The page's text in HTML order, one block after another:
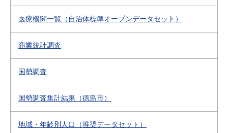
医療機関一覧（自治体標準オープンデータセット）
商業統計調査
国勢調査
国勢調査集計結果（徳島市）
地域・年齢別人口（推奨データセット）